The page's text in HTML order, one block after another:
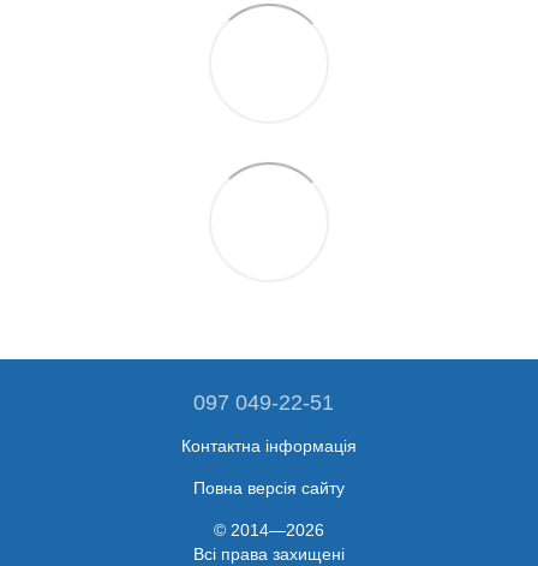
097 049-22-51
Контактна інформація
Повна версія сайту
© 2014—2026
Всі права захищені